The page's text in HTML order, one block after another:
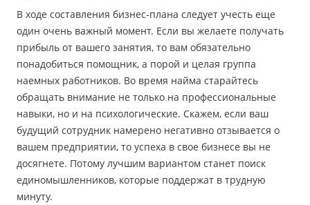
В ходе составления бизнес-плана следует учесть еще
один очень важный момент. Если вы желаете получать
прибыль от вашего занятия, то вам обязательно
понадобиться помощник, а порой и целая группа
наемных работников. Во время найма старайтесь
обращать внимание не только на профессиональные
навыки, но и на психологические. Скажем, если ваш
будущий сотрудник намерено негативно отзывается о
вашем предприятии, то успеха в свое бизнесе вы не
досягнете. Потому лучшим вариантом станет поиск
единомышленников, которые поддержат в трудную
минуту.